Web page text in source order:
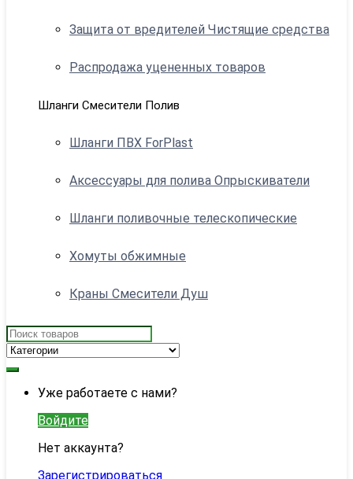
Защита от вредителей Чистящие средства
Распродажа уцененных товаров
Шланги Смесители Полив
Шланги ПВХ ForPlast
Аксессуары для полива Опрыскиватели
Шланги поливочные телескопические
Хомуты обжимные
Краны Смесители Душ
Search
for:
Уже работаете с нами?
Войдите
Нет аккаунта?
Зарегистрироваться